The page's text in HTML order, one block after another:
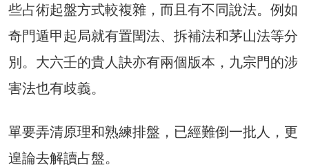
些占術起盤方式較複雜，而且有不同說法。例如
奇門遁甲起局就有置閏法、拆補法和茅山法等分
別。大六壬的貴人訣亦有兩個版本，九宗門的涉
害法也有歧義。
單要弄清原理和熟練排盤，已經難倒一批人，更
遑論去解讀占盤。